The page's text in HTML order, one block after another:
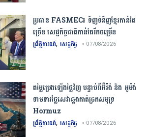
ប្រធាន​​ ​FASMEC​៖​ ​ទិញ​ទំនិញ​ខ្មែរ​កាន់តែ​
ច្រើន​ ​សេដ្ឋកិច្ច​ជាតិ​កាន់តែ​រីកចម្រើន​
ព្រឹត្តិការណ៍, សេដ្ឋកិច្ច • 07/08/2026
តម្លៃប្រេងឡើងថ្លៃវិញ បន្ទាប់ពីអ៊ីរ៉ង់ និង អូម៉ង់
ទាមទារថ្លៃសេវាឆ្លងកាត់ច្រកសមុទ្រ
Hormuz
ព្រឹត្តិការណ៍, សេដ្ឋកិច្ច • 07/08/2026